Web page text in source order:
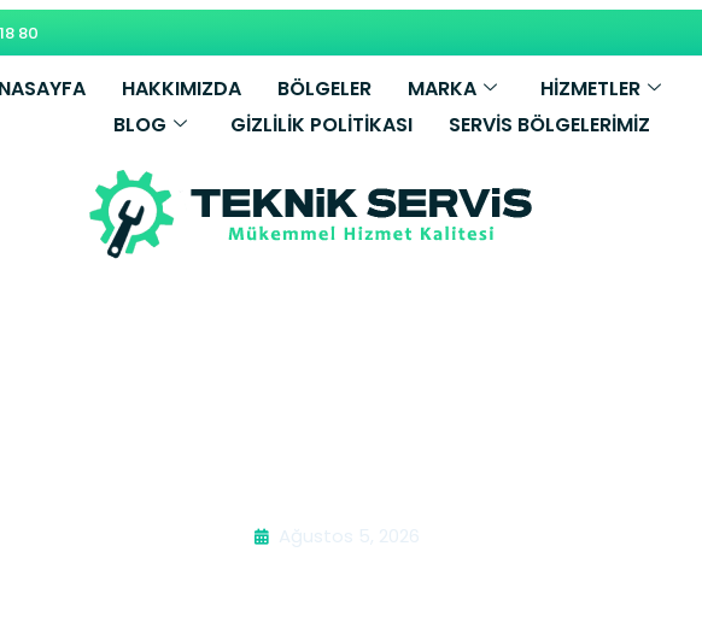
80
HAKKIMIZDA BÖLGELER MARKA HİZMETLER
BLOG
GIZLILIK POLITIKASI SERVIS BÖLGELERIMIZ
Ağustos 5, 2026